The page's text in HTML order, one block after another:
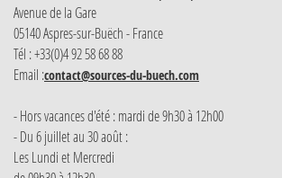
Avenue de la Gare
05140 Aspres-sur-Buëch - France
Tél : +33(0)4 92 58 68 88
Email :contact@sources-du-buech.com
- Hors vacances d'été : mardi de 9h30 à 12h00
- Du 6 juillet au 30 août :
Les Lundi et Mercredi